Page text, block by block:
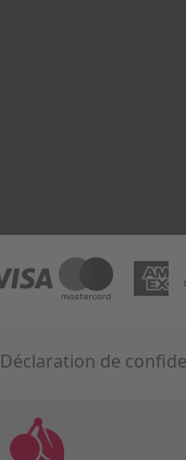
Déclaration de